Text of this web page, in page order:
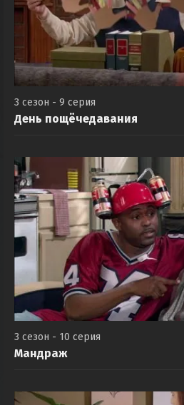
3 сезон - 9 серия
День пощёчедавания
3 сезон - 10 серия
Мандраж